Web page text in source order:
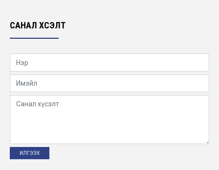
ҮНИЙН САНАЛ АВАХ УРИЛГА
САНАЛ ХҮСЭЛТ